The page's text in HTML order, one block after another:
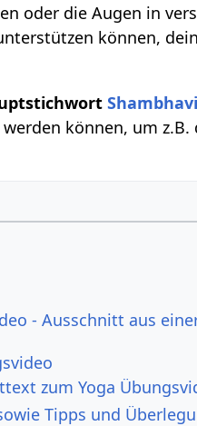
oder die Augen in
können,
können, um z.B.
- Ausschnitt aus
zum Yoga
Tipps und